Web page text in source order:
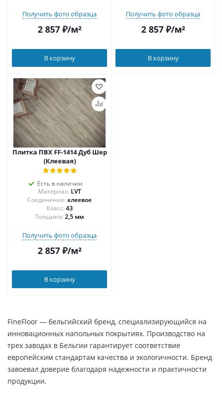
Получить фото образца
2 857₽/м²
В корзину
Получить фото образца
2 857₽/м²
В корзину
Плитка ПВХ FF-1414 Дуб Шер
(Клеевая)
Есть в наличии
Материал: LVT
Соединение: клеевое
43
Толщина: 2,5 мм
Получить фото образца
2 857₽/м²
В корзину
FineFloor — бельгийский бренд, специализирующийся на
инновационных напольных покрытиях. Производство на
трех заводах в Бельгии гарантирует соответствие
европейским стандартам качества и экологичности. Бренд
завоевал доверие благодаря надежности и практичности
продукции.